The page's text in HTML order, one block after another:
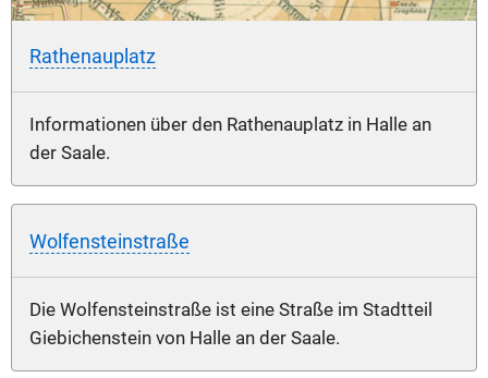
Rathenauplatz
Informationen über den Rathenauplatz in Halle an
der Saale.
Wolfensteinstraße
Die Wolfensteinstraße ist eine Straße im Stadtteil
Giebichenstein von Halle an der Saale.